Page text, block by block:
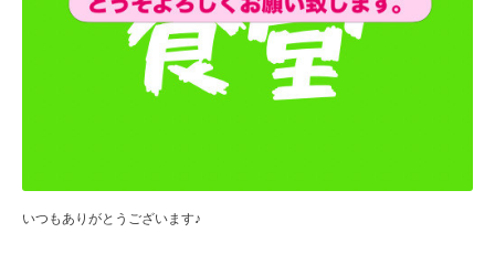
いつもありがとうございます♪